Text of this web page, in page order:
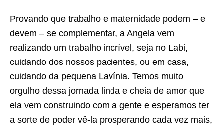
Provando que trabalho e maternidade podem – e
devem – se complementar, a Angela vem
realizando um trabalho incrível, seja no Labi,
cuidando dos nossos pacientes, ou em casa,
cuidando da pequena Lavínia. Temos muito
orgulho dessa jornada linda e cheia de amor que
ela vem construindo com a gente e esperamos ter
a sorte de poder vê-la prosperando cada vez mais,